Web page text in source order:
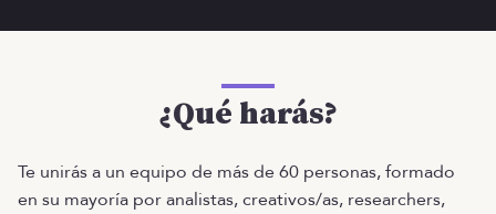
¿Qué harás?
Te unirás a un equipo de más de 60 personas, formado
en su mayoría por analistas, creativos/as, researchers,